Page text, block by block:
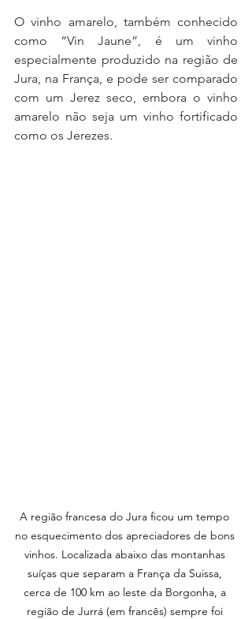
O vinho amarelo, também conhecido
como “Vin Jaune”, é um vinho
especialmente produzido na região de
Jura, na França, e pode ser comparado
com um Jerez seco, embora o vinho
amarelo não seja um vinho fortificado
como os Jerezes.
A região francesa do Jura ficou um tempo
no esquecimento dos apreciadores de bons
vinhos. Localizada abaixo das montanhas
suíças que separam a França da Suissa,
cerca de 100 km ao leste da Borgonha, a
região de Jurrá (em francês) sempre foi